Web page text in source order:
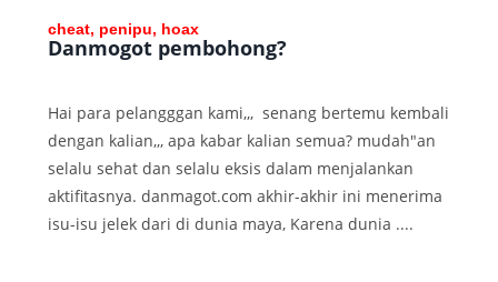
cheat, penipu, hoax
Danmogot pembohong?
Hai para pelangggan kami,,, senang bertemu kembali
dengan kalian,,, apa kabar kalian semua? mudah"an
selalu sehat dan selalu eksis dalam menjalankan
aktifitasnya. danmagot.com akhir-akhir ini menerima
isu-isu jelek dari di dunia maya, Karena dunia ....